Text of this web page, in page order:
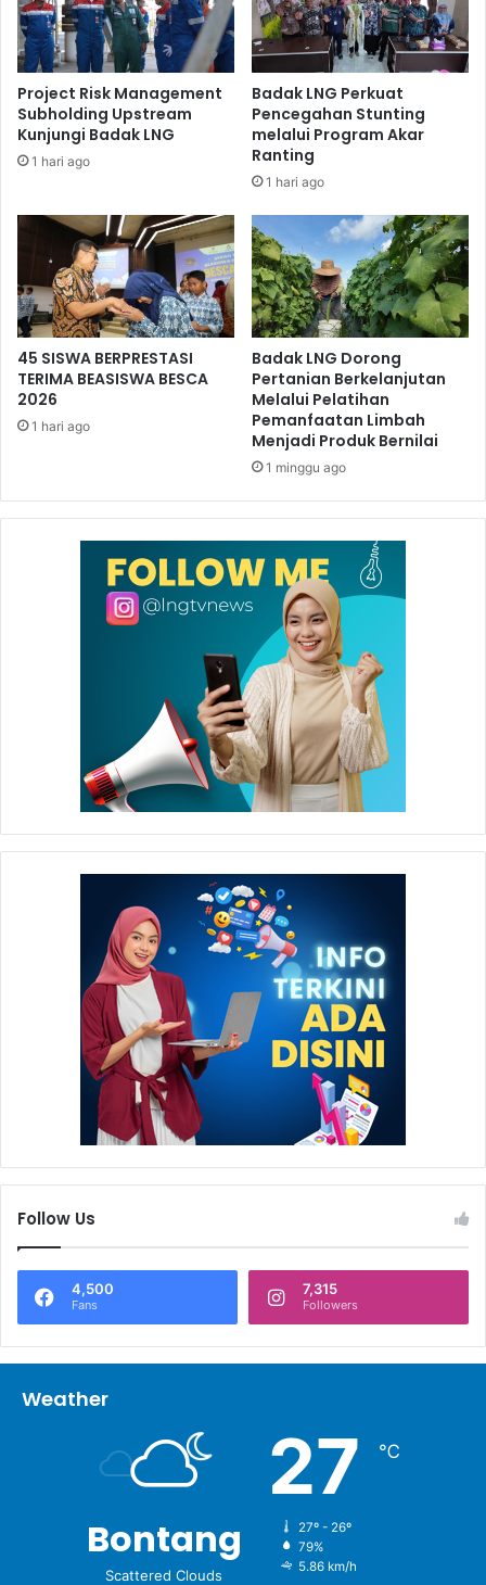
Usai diskusi dan tanya jawab, para mahasiwa diberi
proses pembuatan stik rumput laut. Untuk menjamin
higienitas, sebelum memulai proses pembuatan stik
rumput laut para mahasiswa terlebih dahulu diberikan
sarung tangan, penutup kepala, masker, serta celemek.
Para mahasiswa terlihat begitu bersemangat membuat stik
rumput laut. Di pelatihan ini, Nienik menjelaskan mulai
dari pemilihan bahan, proses pembuatan, hingga
pengemasan stik rumput laut. Setelah puas
mempraktekkan langsung ilmu pengolahan rumput laut,
para mahasiswa berkesempatan berbelanja di Outlet
Saputra Snack.
Unmul Thomas Pratama menyampaikan bahwa dirinya
sangat ingin mengaplikasikan ilmu yang didapat hari ini.
Thomas mengaku baru mengetahui bahwa proses
pengolahan rumput laut begitu panjang. Menurutnya
produk Saputra Snack memiliki mutu yang baik karena
alami tanpa bahan pengawet. Thomas juga mengapresiasi
CSR Badak LNG yang telah meningkatkan kemandirian
para pelaku UMKM (*).
Project Risk Management
Subholding Upstream
Kunjungi Badak LNG
1 hari ago
Badak LNG Perkuat
Pencegahan Stunting
melalui Program Akar
Ranting
1 hari ago
45 SISWA BERPRESTASI
TERIMA BEASISWA BESCA
2026
1 hari ago
Badak LNG Dorong
Pertanian Berkelanjutan
Melalui Pelatihan
Pemanfaatan Limbah
Menjadi Produk Bernilai
1 minggu ago
Follow Us
4,500
Fans
7,315
Followers
Weather
Bontang
Scattered Clouds
27 ℃
27º - 26º
79%
5.86 km/h